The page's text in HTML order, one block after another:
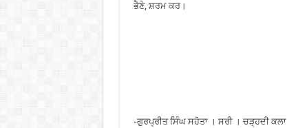
ਭੈਣੇ, ਸ਼ਰਮ ਕਰ।
-ਗੁਰਪ੍ਰੀਤ ਸਿੰਘ ਸਹੋਤਾ । ਸਰੀ । ਚੜ੍ਹਦੀ ਕਲਾ